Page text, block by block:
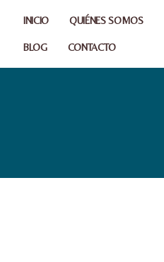
INICIO QUIÉNES SOMOS
BLOG CONTACTO